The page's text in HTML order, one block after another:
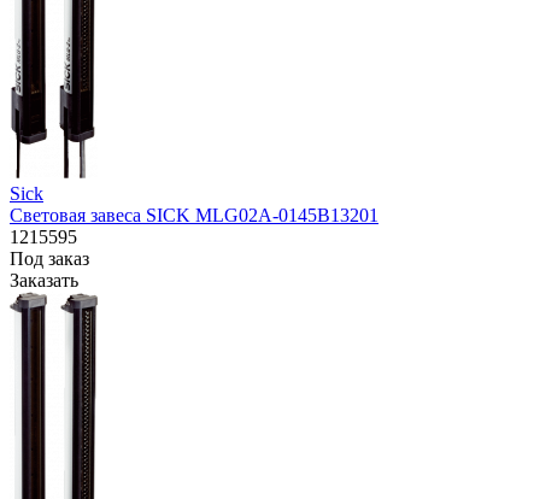
Sick
Световая завеса SICK MLG02A-0145B13201
1215595
Под заказ
Заказать